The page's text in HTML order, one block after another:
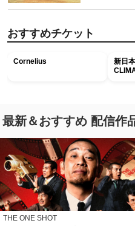
おすすめチケット
Cornelius
新日
最新＆おすすめ 配信作
THE ONE SHOT